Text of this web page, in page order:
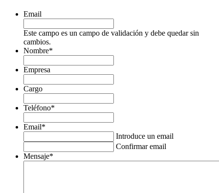
Email
Este campo es un campo de validación y debe quedar sin
cambios.
Nombre*
Empresa
Cargo
Teléfono*
Email*
Introduce un email
Confirmar email
Mensaje*